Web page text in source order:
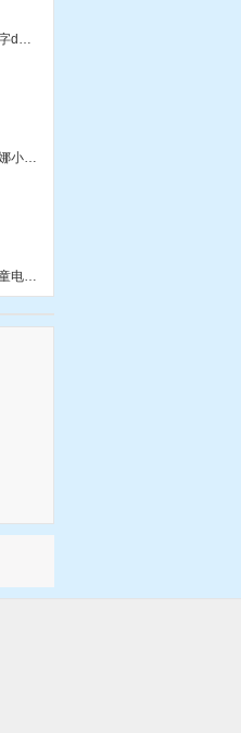
玩头文字d小游戏
调戏尤娜小游戏变态版
三岁儿童电脑小游戏